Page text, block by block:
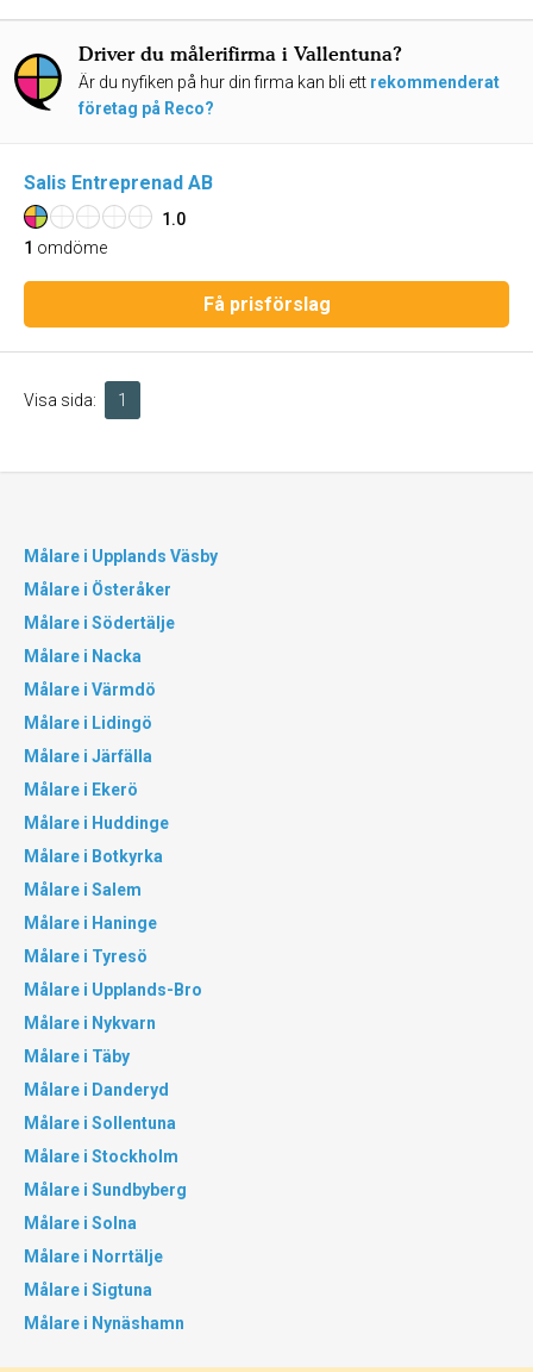
Driver du målerifirma i Vallentuna?
Är du nyfiken på hur din firma kan bli ett rekommenderat
företag på Reco?
Salis Entreprenad AB
1.0
1 omdöme
Få prisförslag
Visa sida: 1
Målare i Upplands Väsby
Målare i Österåker
Målare i Södertälje
Målare i Nacka
Målare i Värmdö
Målare i Lidingö
Målare i Järfälla
Målare i Ekerö
Målare i Huddinge
Målare i Botkyrka
Målare i Salem
Målare i Haninge
Målare i Tyresö
Målare i Upplands-Bro
Målare i Nykvarn
Målare i Täby
Målare i Danderyd
Målare i Sollentuna
Målare i Stockholm
Målare i Sundbyberg
Målare i Solna
Målare i Norrtälje
Målare i Sigtuna
Målare i Nynäshamn